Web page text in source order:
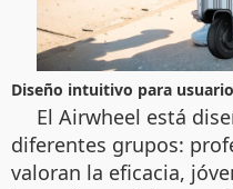
Diseño intuitivo para
El Airwheel está
diferentes grupos:
valoran la eficacia,